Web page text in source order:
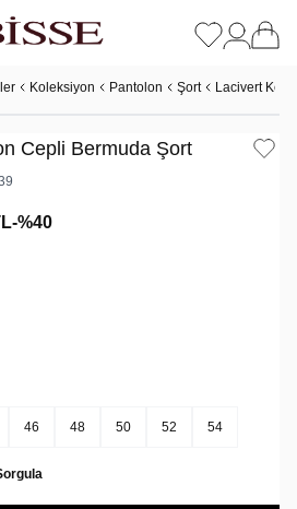
Koleksiyon Pantolon Şort Lacivert
Cepli Bermuda Şort
-%40
46 48 50 52 54